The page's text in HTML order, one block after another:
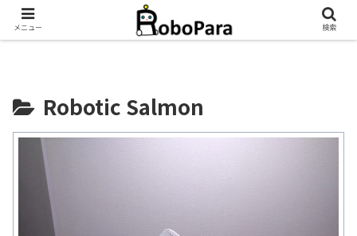
Robotic Salmon
メニュー 検索